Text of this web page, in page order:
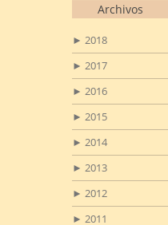
Archivos
► 2018
► 2017
► 2016
► 2015
► 2014
► 2013
► 2012
► 2011